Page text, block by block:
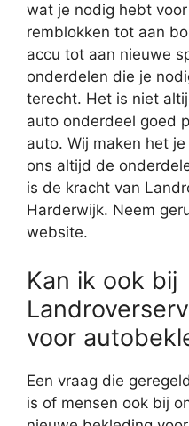
wat je nodig hebt
remblokken tot aan
accu tot aan nieuwe
onderdelen die je
terecht. Het is niet
auto onderdeel goed
auto. Wij maken het
ons altijd de
is de kracht van
Harderwijk. Neem
website.
Kan ik ook bij
voor
Een vraag die
is of mensen ook bij